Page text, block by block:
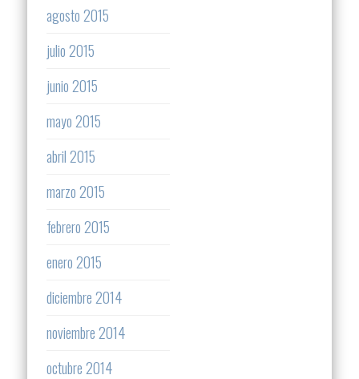
agosto 2015
julio 2015
junio 2015
mayo 2015
abril 2015
marzo 2015
febrero 2015
enero 2015
diciembre 2014
noviembre 2014
octubre 2014